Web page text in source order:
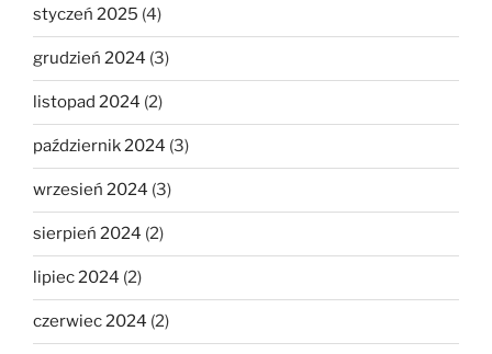
styczeń 2025 (4)
grudzień 2024 (3)
listopad 2024 (2)
październik 2024 (3)
wrzesień 2024 (3)
sierpień 2024 (2)
lipiec 2024 (2)
czerwiec 2024 (2)